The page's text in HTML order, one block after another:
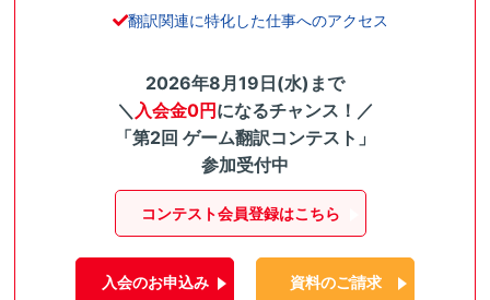
翻訳関連に特化した仕事へのアクセス
2026年8月19日(水)まで
＼ 入会金0円になるチャンス！／
「第2回 ゲーム翻訳コンテスト」
参加受付中
コンテスト会員登録はこちら
入会のお申込み 資料のご請求